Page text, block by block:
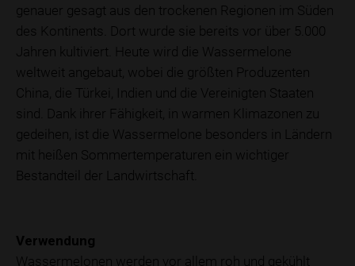
genauer gesagt aus den trockenen Regionen im Süden
des Kontinents. Dort wurde sie bereits vor über 5.000
Jahren kultiviert. Heute wird die Wassermelone
weltweit angebaut, wobei die größten Produzenten
China, die Türkei, Indien und die Vereinigten Staaten
sind. Dank ihrer Fähigkeit, in warmen Klimazonen zu
gedeihen, ist die Wassermelone besonders in Ländern
mit heißen Sommertemperaturen ein wichtiger
Bestandteil der Landwirtschaft.
Verwendung
Wassermelonen werden vor allem roh und gekühlt